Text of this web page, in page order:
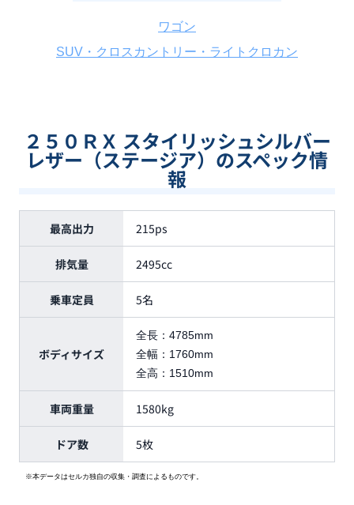
ワゴン
SUV・クロスカントリー・ライトクロカン
２５０ＲＸ スタイリッシュシルバー
レザー（ステージア）のスペック情
報
最高出力 215ps
排気量 2495cc
乗車定員 5名
ボディサイズ
全長： 4785mm
全幅： 1760mm
全高： 1510mm
車両重量 1580kg
ドア数 5枚
※本データはセルカ独自の収集・調査によるものです。